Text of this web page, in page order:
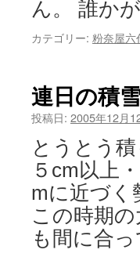
ん。 誰か
カテゴリー: 粉奈屋六
連日の積
投稿日: 2005年12月
とうとう
５cm以上
mに近づく
この時期
も間に合